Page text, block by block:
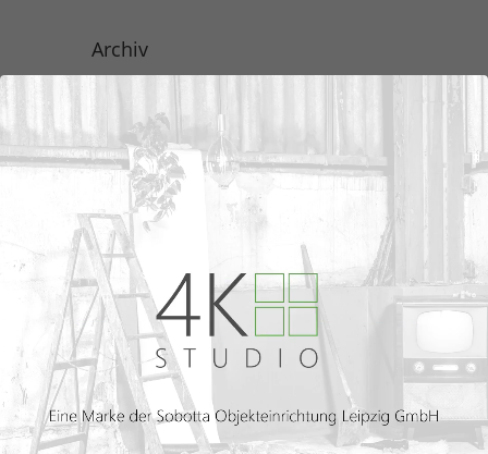
Archiv
Kategorien
Keine Kategorien
Meta
Anmelden
Eintrags-Feed
Kommentar-Feed
WordPress.org